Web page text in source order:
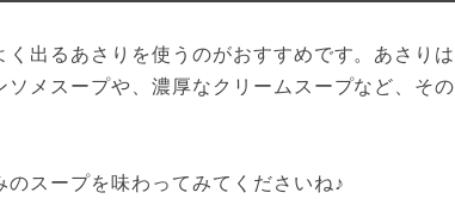
出るあさりを使うのがおすすめです。あさりは
メスープや、濃厚なクリームスープなど、その
スープを味わってみてくださいね♪